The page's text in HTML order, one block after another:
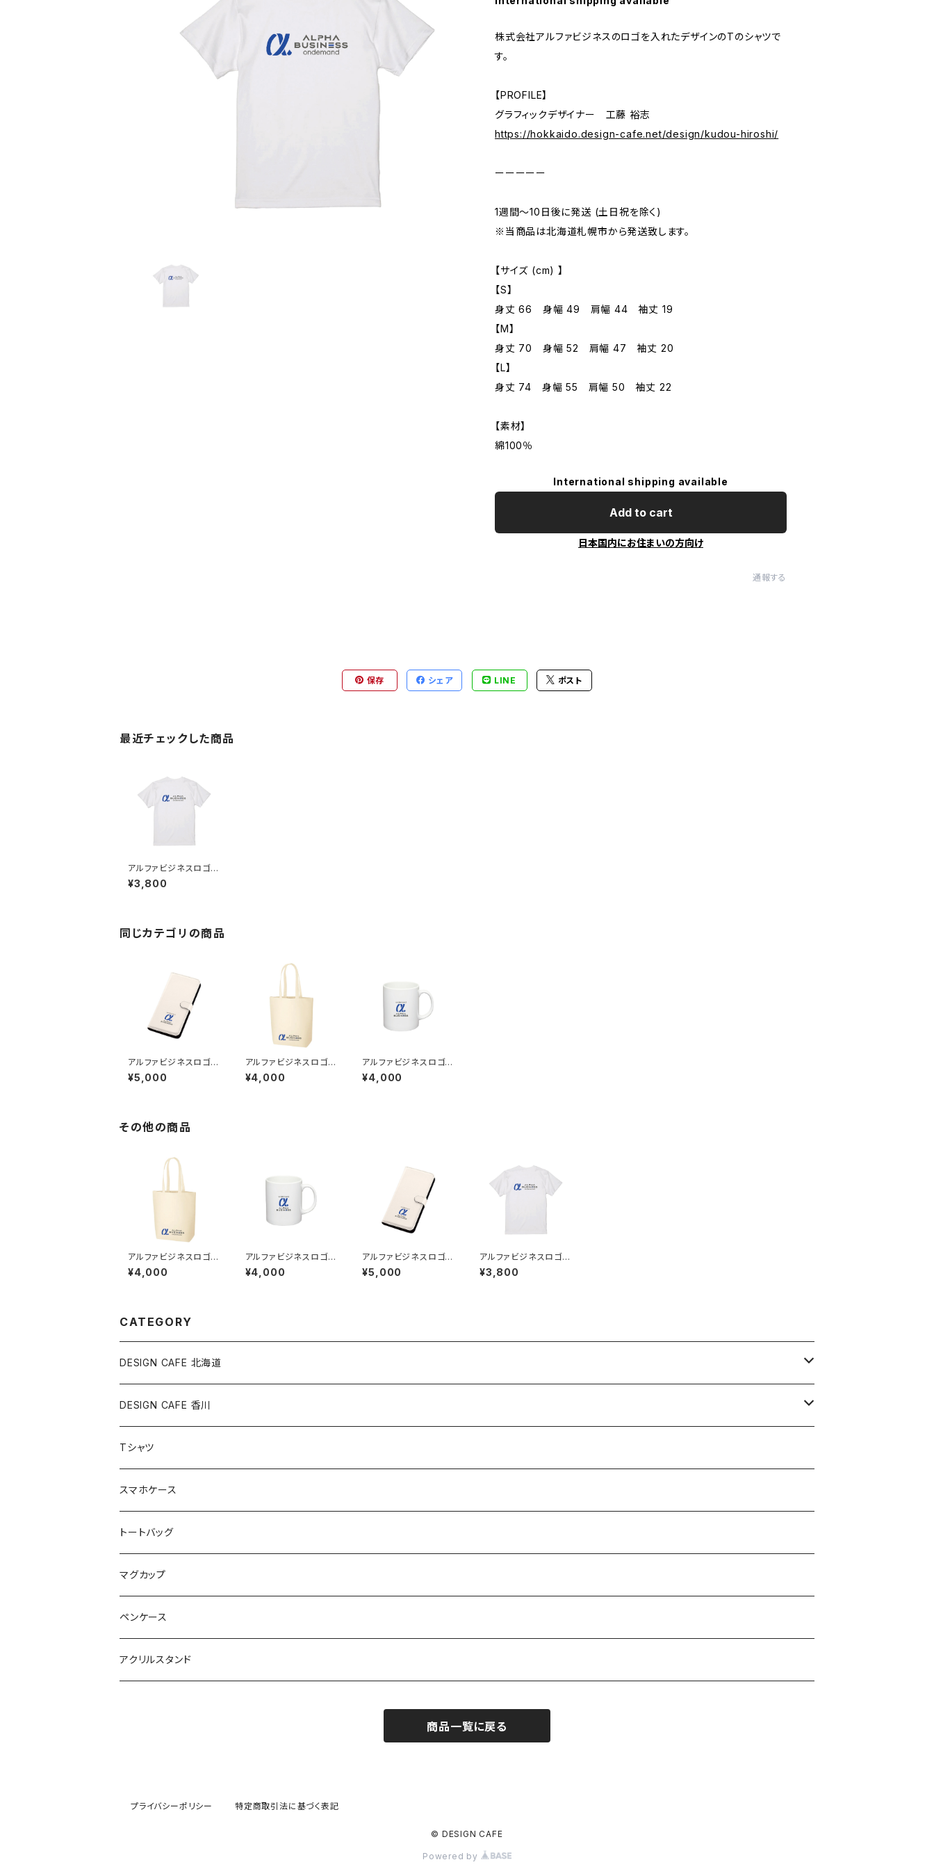
株式会社アルファビジネスのロゴを入れたデザインのTのシャツで
す。
【PROFILE】
グラフィックデザイナー 工藤 裕志
https://hokkaido.design-cafe.net/design/kudou-hiroshi/
ーーーーー
1週間～10日後に発送 (土日祝を除く)
※当商品は北海道札幌市から発送致します。
【サイズ (cm) 】
【S】
身丈 66 身幅 49 肩幅 44 袖丈 19
【M】
身丈 70 身幅 52 肩幅 47 袖丈 20
【L】
身丈 74 身幅 55 肩幅 50 袖丈 22
【素材】
綿100％
International shipping available
Add to cart
日本国内にお住まいの方向け
通報する
保存 シェア LINE ポスト
最近チェックした商品
アルファビジネスロゴT
シャツ／工藤 裕志
¥3,800
同じカテゴリの商品
アルファビジネスロゴス
マホケース／工藤 裕志
¥5,000
アルファビジネスロゴト
ートバッグ／工藤 裕志
¥4,000
アルファビジネスロゴマ
グカップ／工藤 裕志
¥4,000
その他の商品
アルファビジネスロゴト
ートバッグ／工藤 裕志
¥4,000
アルファビジネスロゴマ
グカップ／工藤 裕志
¥4,000
アルファビジネスロゴス
マホケース／工藤 裕志
¥5,000
アルファビジネスロゴT
シャツ／工藤 裕志
¥3,800
CATEGORY
DESIGN CAFE 北海道
工藤 裕志
DESIGN CAFE 香川
ジムリーダーくま
Tシャツ
スマホケース
トートバッグ
マグカップ
ペンケース
アクリルスタンド
商品一覧に戻る
プライバシーポリシー 特定商取引法に基づく表記
© DESIGN CAFE
Powered by